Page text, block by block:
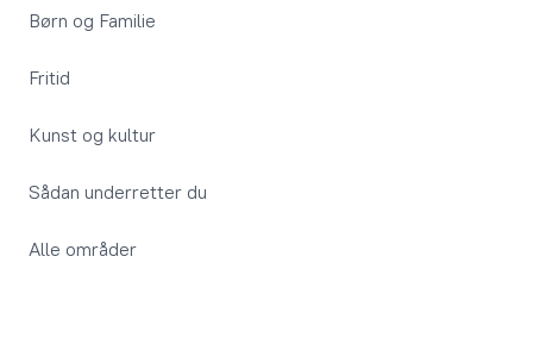
Børn og Familie
Fritid
Kunst og kultur
Sådan underretter du
Alle områder